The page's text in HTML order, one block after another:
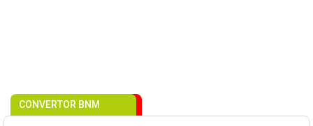
CONVERTOR BNM